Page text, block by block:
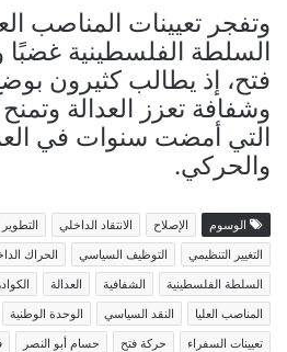
وتفجر تعيينات المناصب
السلطة الفلسطينية غضبًا
فتح، إذ يطالب كثيرون
وشفافة تعزز العدالة
التي أمضت سنوات في
والحركي.
الوسوم الإصلاح الانتقاد الداخلي
التغيير التنظيمي
التوظيف السياسي الحراك
السلطة الفلسطينية
الشفافية العدالة
المناصب العليا
النقد السياسي الوحدة الوطنية
تعيينات السفراء
حركة فتح حسام أبو النصر